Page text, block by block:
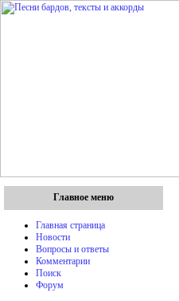
Главное меню
Главная страница
Новости
Вопросы и ответы
Комментарии
Поиск
Форум